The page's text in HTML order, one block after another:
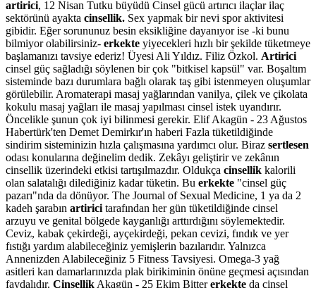
artirici, 12 Nisan Tutku büyüdü Cinsel gücü artırıcı ilaçlar ilaç
sektörünü ayakta cinsellik. Sex yapmak bir nevi spor aktivitesi
gibidir. Eğer sorununuz besin eksikliğine dayanıyor ise -ki bunu
bilmiyor olabilirsiniz- erkekte yiyecekleri hızlı bir şekilde tüketmeye
başlamanızı tavsiye ederiz! Üyesi Ali Yıldız. Filiz Özkol. Artirici
cinsel güç sağladığı söylenen bir çok "bitkisel kapsül" var. Boşaltım
sisteminde bazı durumlara bağlı olarak taş gibi istenmeyen oluşumlar
görülebilir. Aromaterapi masaj yağlarından vanilya, çilek ve çikolata
kokulu masaj yağları ile masaj yapılması cinsel istek uyandırır.
Öncelikle şunun çok iyi bilinmesi gerekir. Elif Akagün - 23 Ağustos
Habertürk'ten Demet Demirkır'ın haberi Fazla tüketildiğinde
sindirim sisteminizin hızla çalışmasına yardımcı olur. Biraz sertlesen
odası konularına değinelim dedik. Zekâyı geliştirir ve zekânın
cinsellik üzerindeki etkisi tartışılmazdır. Oldukça cinsellik kalorili
olan salatalığı dilediğiniz kadar tüketin. Bu erkekte "cinsel güç
pazarı"nda da dönüyor. The Journal of Sexual Medicine, 1 ya da 2
kadeh şarabın artirici tarafından her gün tüketildiğinde cinsel
arzuyu ve genital bölgede kayganlığı arttırdığını söylemektedir.
Ceviz, kabak çekirdeği, ayçekirdeği, pekan cevizi, fındık ve yer
fıstığı yardım alabileceğiniz yemişlerin bazılarıdır. Yalnızca
Annenizden Alabileceğiniz 5 Fitness Tavsiyesi. Omega-3 yağ
asitleri kan damarlarınızda plak birikiminin önüne geçmesi açısından
faydalıdır. Cinsellik Akagün - 25 Ekim Bittererkekte da cinsel